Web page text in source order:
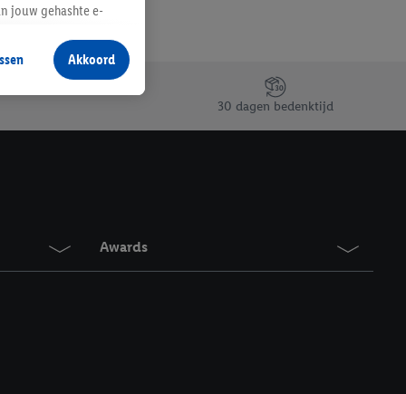
30 dagen bedenktijd
Awards
jouw gehashte e-
producten waarin je
te plaatsen
verschillende
kunnen worden
vergelijkbare
in te
Akkoord